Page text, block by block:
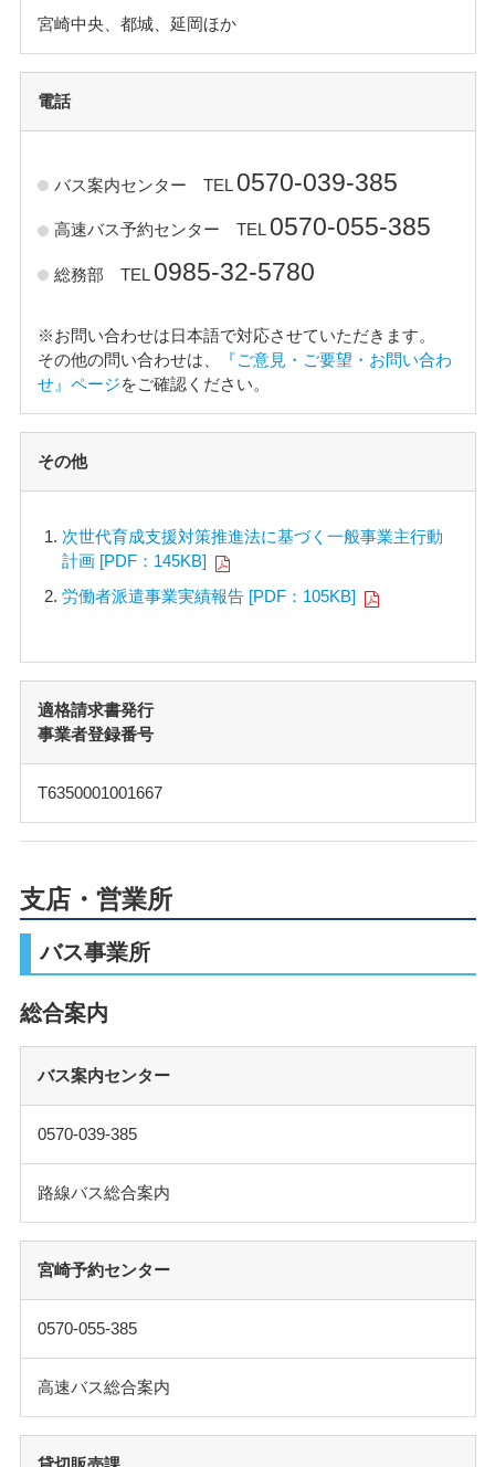
宮崎中央、都城、延岡ほか
電話
バス案内センター TEL 0570-039-385
高速バス予約センター TEL 0570-055-385
総務部 TEL 0985-32-5780
※お問い合わせは日本語で対応させていただきます。
その他の問い合わせは、
『ご意見・ご要望・お問い合わ
せ』ページをご確認ください。
その他
次世代育成支援対策推進法に基づく一般事業主行動
計画 [PDF：145KB]
労働者派遣事業実績報告 [PDF：105KB]
適格請求書発行
事業者登録番号
T6350001001667
支店・営業所
バス事業所
総合案内
バス案内センター
0570-039-385
路線バス総合案内
宮崎予約センター
0570-055-385
高速バス総合案内